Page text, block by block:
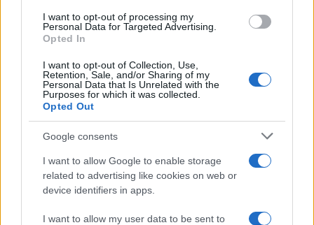
I want to opt-out of processing my
Personal Data for Targeted Advertising.
Opted In
I want to opt-out of Collection, Use,
Retention, Sale, and/or Sharing of my
Personal Data that Is Unrelated with the
Purposes for which it was collected.
Opted Out
Google consents
I want to allow Google to enable storage
related to advertising like cookies on web or
device identifiers in apps.
I want to allow my user data to be sent to
Cristian Castiglioni · 7 Ago 2026